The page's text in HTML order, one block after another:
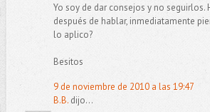
Yo soy de dar consejos y no seguirlos.
después de hablar, inmediatamente
lo aplico?
Besitos
9 de noviembre de 2010 a las 19:47
B.B.dijo...